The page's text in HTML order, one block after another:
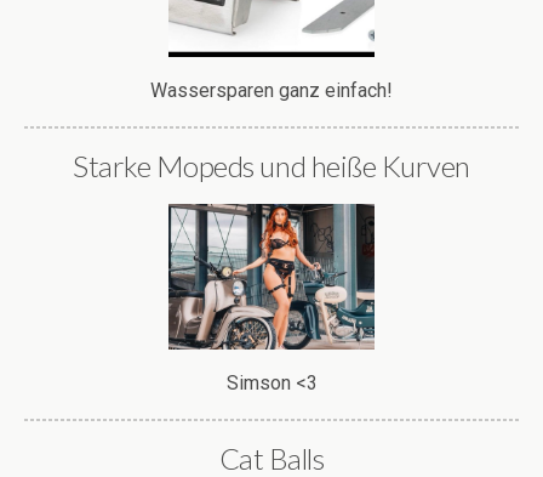
Wassersparen ganz einfach!
Starke Mopeds und heiße Kurven
Simson <3
Cat Balls